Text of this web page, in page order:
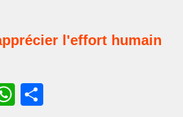
l'effort humain
W